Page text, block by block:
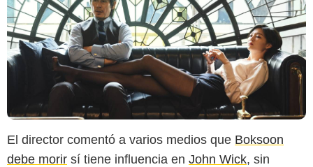
El director comentó a varios medios que Boksoon
debe morir sí tiene influencia en John Wick, sin
Netflix